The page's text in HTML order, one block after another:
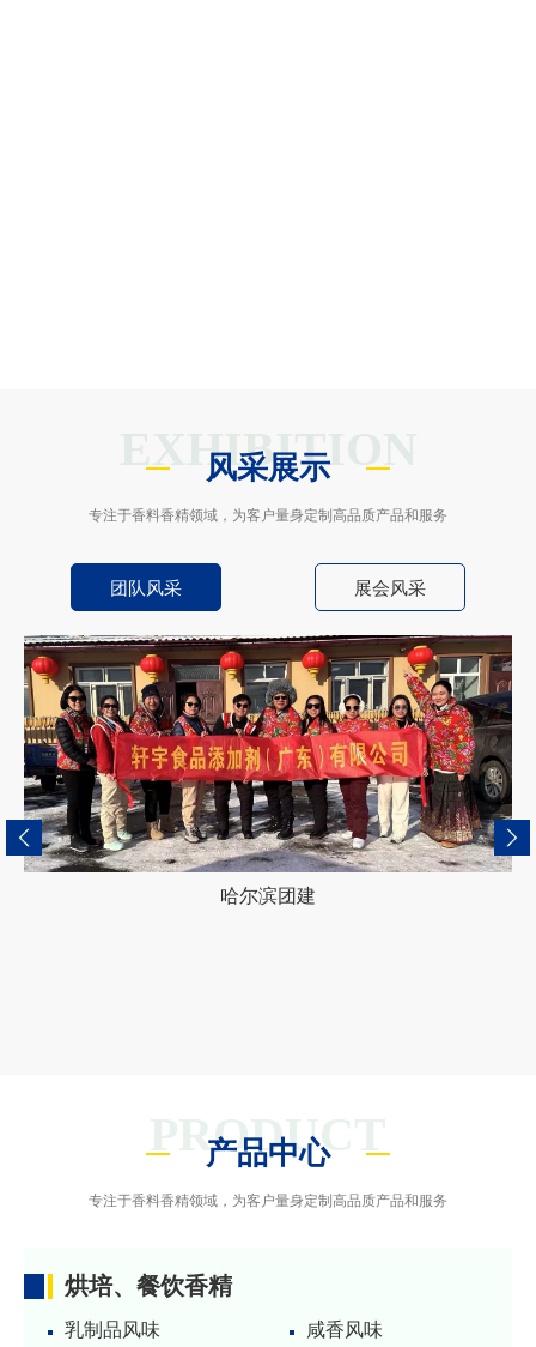
EXHIBITION
风采展示
专注于香料香精领域，为客户量身定制高品质产品和服务
团队风采 展会风采
哈尔滨团建
PRODUCT
产品中心
专注于香料香精领域，为客户量身定制高品质产品和服务
烘培、餐饮香精
乳制品风味
咸香风味